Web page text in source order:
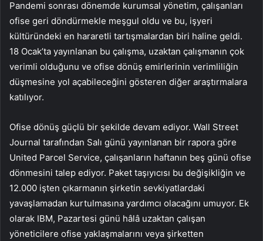
Pandemi sonrası dönemde kurumsal yönetim, çalışanları
ofise geri döndürmekle meşgul oldu ve bu, işyeri
kültüründeki en hararetli tartışmalardan biri haline geldi.
18 Ocak’ta yayınlanan bu çalışma, uzaktan çalışmanın çok
verimli olduğunu ve ofise dönüş emirlerinin verimliliğin
düşmesine yol açabileceğini gösteren diğer araştırmalara
katılıyor.
Ofise dönüş güçlü bir şekilde devam ediyor. Wall Street
Journal tarafından Salı günü yayınlanan bir rapora göre
United Parcel Service, çalışanların haftanın beş günü ofise
dönmesini talep ediyor. Paket taşıyıcısı bu değişikliğin ve
12.000 işten çıkarmanın şirketin sevkiyatlardaki
yavaşlamadan kurtulmasına yardımcı olacağını umuyor. Ek
olarak IBM, Pazartesi günü hâlâ uzaktan çalışan
yöneticilere ofise yaklaşmalarını veya şirketten